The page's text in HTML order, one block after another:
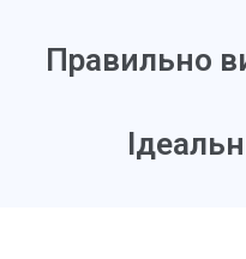
Правильно